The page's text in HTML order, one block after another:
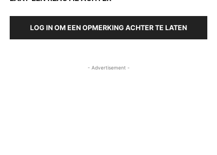
LOG IN OM EEN OPMERKING ACHTER TE LATEN
- Advertisement -